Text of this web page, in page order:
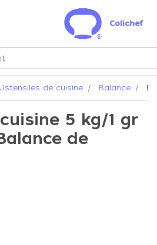
Colichef
Ustensiles de cuisine Balance
5 kg/1 gr
de